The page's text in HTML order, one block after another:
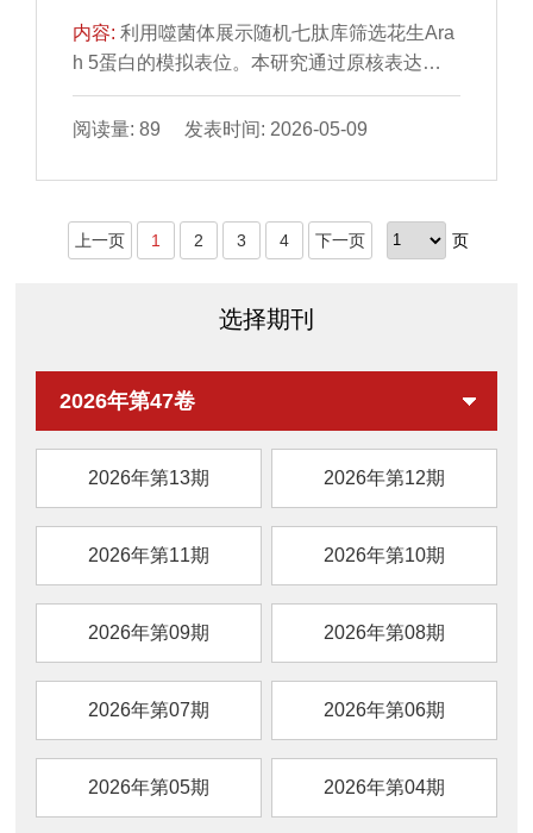
品中的定向应用提供了理论依据。
时，F1的表观溶解度分别是游离虾青素、F2
和F3的6.41、2.30、2.32 倍，再水化后粒径最
小（420.83 nm），F2次之（441.28 nm），
分散稳定性良好。经100 ℃处理，F1及其再分
后，F1虾青素保留率仍高于81%，是F2和F3
的1.04～1.08 倍；储存70 d的再分散液中，F1
外，F1的生物可及性是游离虾青素和F3的
1.30 倍。综上，湿磨-喷雾干燥制备的无载体
油虾青素微胶囊在物化特性、稳定性及生物可
及性上优势突出，研究结果为其在食品和医药
内容:利用噬菌体展示随机七肽库筛选花生Ara
h 5蛋白的模拟表位。本研究通过原核表达体
系获得的Ara h 5蛋白作为免疫原，利用小鼠动
物模型制备抗Ara h 5蛋白抗体，通过亲和层析
抗体后，以其为靶标，进行3 轮噬菌体展示七
序，结果获得了3 条Ara h 5的模拟表位，分别
表位特异性免疫疗法提供了重要基础。
阅读量: 89 发表时间: 2026-05-09
上一页 1 2 3 4 下一页 页
选择期刊
2026年第47卷
2026年第13期 2026年第12期
2026年第11期 2026年第10期
2026年第09期 2026年第08期
2026年第07期 2026年第06期
2026年第05期 2026年第04期